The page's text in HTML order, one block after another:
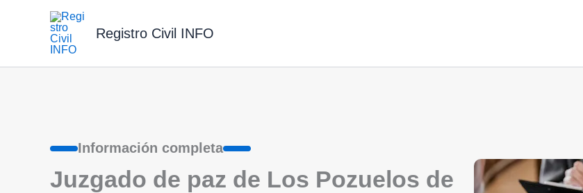
Registro Civil INFO
Información completa
Juzgado de paz de Los Pozuelos de